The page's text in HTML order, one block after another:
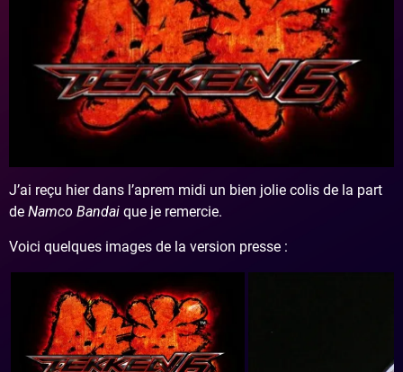
J’ai reçu hier dans l’aprem midi un bien jolie colis de la part
de Namco Bandai que je remercie.
Voici quelques images de la version presse :